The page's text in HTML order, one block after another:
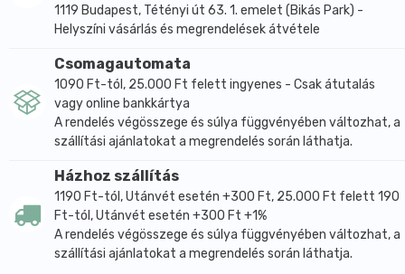
létrehozásáról.
A napraforgó-kivonat megvédi a haj szerkezetét, és
megelőzi az UV hatásnak kitett haj kifakulását.
A henna fényessé teszi a hajat, regenerál, véd,
színez, táplál és gyógyít, de ha bizonyítottan káros
anyagokkal vegyítik, e jótékony hatások
eltörpülhetnek az okozott kár mellett.
A Hennaplus tartós krémhajfesték intenzív, tartós
hajszínt eredményez, az ősz hajszála 100%-os
elfedésével, és a haj maximális védelmével és
ápolásával. Tartóssága: 3 hónap. Az extra tápláló
formula számos minősített organikus és kondícionáló
1119 Budapest, Tétényi út 63. 1. emelet (Bikás Park) -
Helyszíni vásárlás és megrendelések átvétele
Csomagautomata
1090 Ft-tól, 25.000 Ft felett ingyenes - Csak átutalás
vagy online bankkártya
A rendelés végösszege és súlya függvényében változhat, a
szállítási ajánlatokat a megrendelés során láthatja.
Házhoz szállítás
1190 Ft-tól, Utánvét esetén +300 Ft, 25.000 Ft felett 190
Ft-tól, Utánvét esetén +300 Ft +1%
A rendelés végösszege és súlya függvényében változhat, a
szállítási ajánlatokat a megrendelés során láthatja.